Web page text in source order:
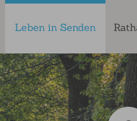
Leben in Senden